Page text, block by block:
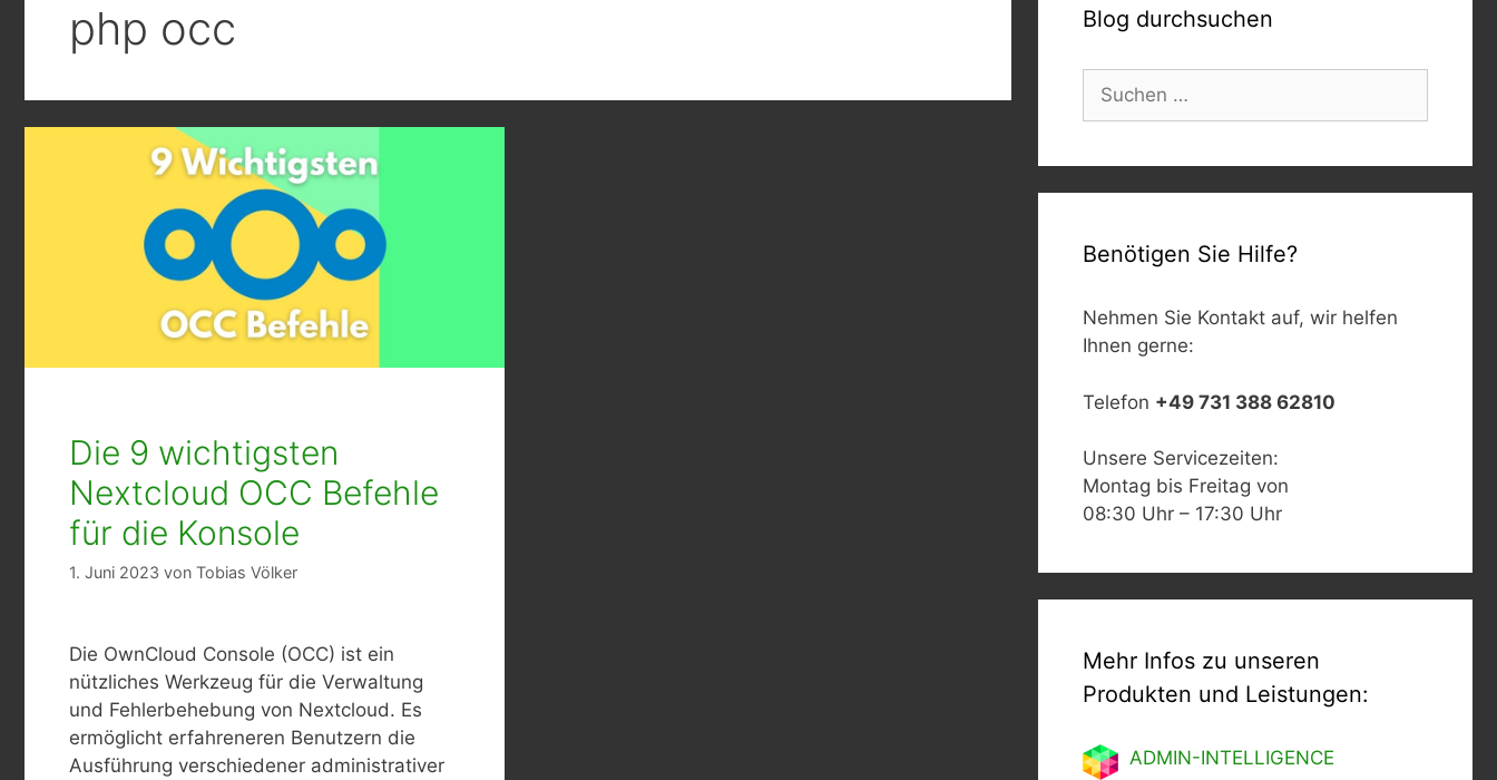
php occ
Die 9 wichtigsten
Nextcloud OCC Befehle
für die Konsole
1. Juni 2023 von Tobias Völker
Die OwnCloud Console (OCC) ist ein
nützliches Werkzeug für die Verwaltung
und Fehlerbehebung von Nextcloud. Es
ermöglicht erfahreneren Benutzern die
Ausführung verschiedener administrativer
Blog durchsuchen
Suchen
nach:
Benötigen Sie Hilfe?
Nehmen Sie Kontakt auf, wir helfen
Ihnen gerne:
Telefon +49 731 388 62810
Unsere Servicezeiten:
Montag bis Freitag von
08:30 Uhr – 17:30 Uhr
Mehr Infos zu unseren
Produkten und Leistungen:
ADMIN-INTELLIGENCE